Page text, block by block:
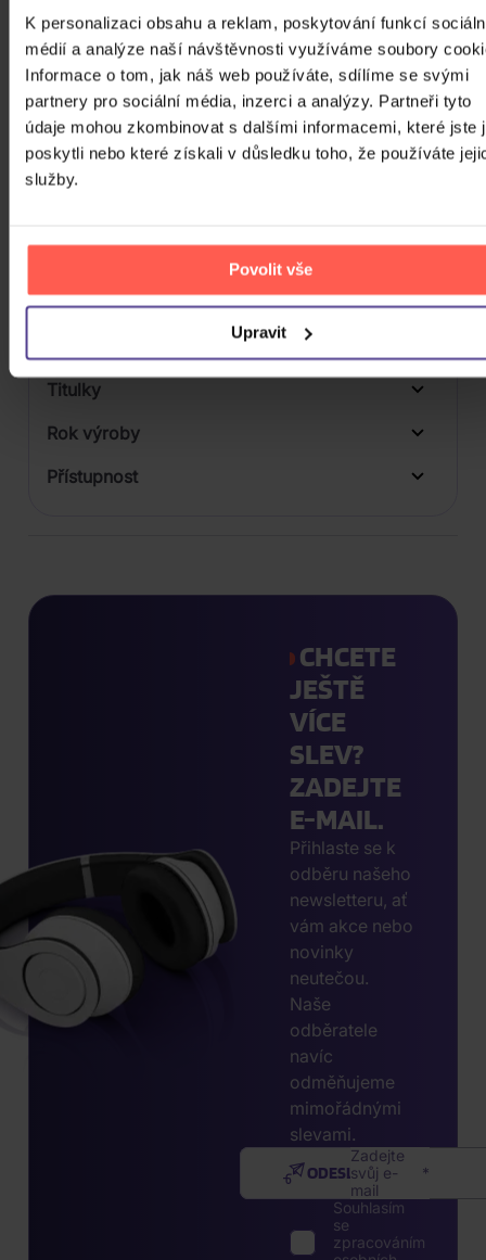
K personalizaci obsahu a reklam, poskytování funkcí
médií a analýze naší návštěvnosti využíváme soubory
Informace o tom, jak náš web používáte, sdílíme se svými
partnery pro sociální média, inzerci a analýzy. Partneři tyto
údaje mohou zkombinovat s dalšími informacemi, které jste
poskytli nebo které získali v důsledku toho, že používáte
služby.
Povolit vše
Upravit
2
Počet DVD
Počet BD
Počet vinyl
Počet KiT
Počet Platform Album
Titulky
Rok výroby
Přístupnost
CHCETE
JEŠTĚ
VÍCE
SLEV?
ZADEJTE
E-MAIL.
Přihlaste se k
odběru našeho
newsletteru, ať
vám akce nebo
novinky
neutečou.
Naše
odběratele
navíc
odměňujeme
mimořádnými
slevami.
Zadejte
svůj e-
mail
ODESLAT
Souhlasím
se
zpracováním